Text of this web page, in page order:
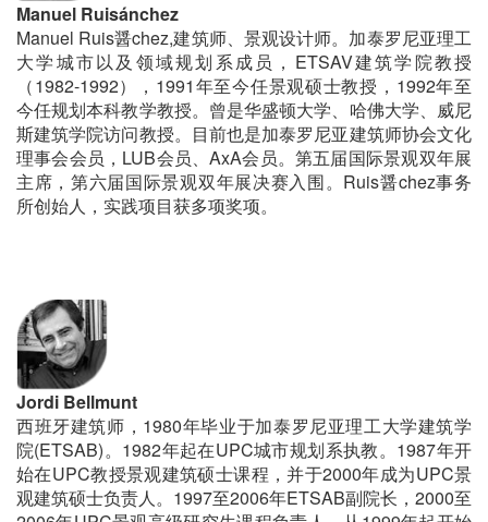
Manuel Ruisánchez
Manuel Ruis醤chez,建筑师、景观设计师。加泰罗尼亚理工
大学城市以及领域规划系成员，ETSAV建筑学院教授
（1982-1992），1991年至今任景观硕士教授，1992年至
今任规划本科教学教授。曾是华盛顿大学、哈佛大学、威尼
斯建筑学院访问教授。目前也是加泰罗尼亚建筑师协会文化
理事会会员，LUB会员、AxA会员。第五届国际景观双年展
主席，第六届国际景观双年展决赛入围。Ruis醤chez事务
所创始人，实践项目获多项奖项。
Jordi Bellmunt
西班牙建筑师，1980年毕业于加泰罗尼亚理工大学建筑学
院(ETSAB)。1982年起在UPC城市规划系执教。1987年开
始在UPC教授景观建筑硕士课程，并于2000年成为UPC景
观建筑硕士负责人。1997至2006年ETSAB副院长，2000至